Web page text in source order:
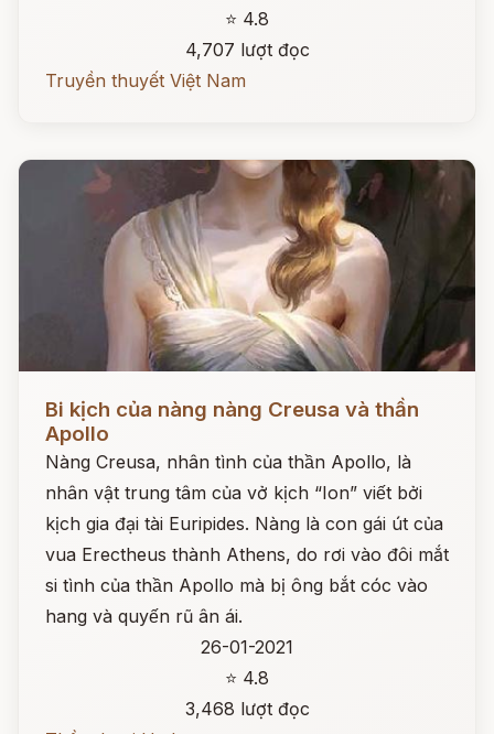
⭐ 4.8
4,707 lượt đọc
Truyền thuyết Việt Nam
Bi kịch của nàng nàng Creusa và thần
Apollo
Nàng Creusa, nhân tình của thần Apollo, là
nhân vật trung tâm của vở kịch “Ion” viết bởi
kịch gia đại tài Euripides. Nàng là con gái út của
vua Erectheus thành Athens, do rơi vào đôi mắt
si tình của thần Apollo mà bị ông bắt cóc vào
hang và quyến rũ ân ái.
26-01-2021
⭐ 4.8
3,468 lượt đọc